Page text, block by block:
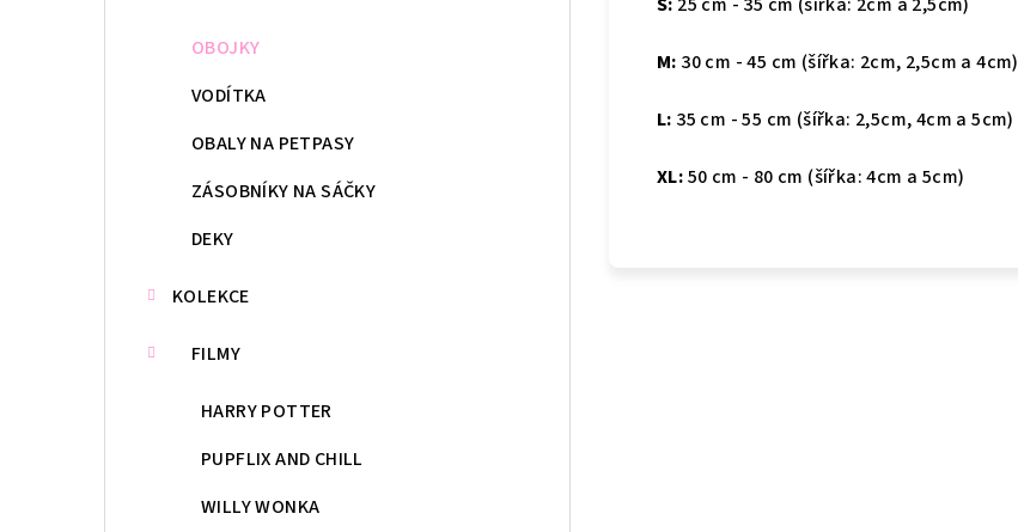
OBOJKY
VODÍTKA
OBALY NA PETPASY
ZÁSOBNÍKY NA SÁČKY
DEKY
KOLEKCE
FILMY
HARRY POTTER
PUPFLIX AND CHILL
WILLY WONKA
S: 25 cm - 35 cm (šířka: 2cm a 2,5cm)
M: 30 cm - 45 cm (šířka: 2cm, 2,5cm a 4cm)
L: 35 cm - 55 cm (šířka: 2,5cm, 4cm a 5cm)
XL:50 cm - 80 cm (šířka: 4cm a 5cm)